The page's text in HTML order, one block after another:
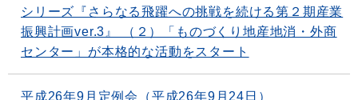
シリーズ『さらなる飛躍への挑戦を続ける第２期産業
振興計画ver.3』 （２）「ものづくり地産地消・外商
センター」が本格的な活動をスタート
平成26年9月定例会（平成26年9月24日）